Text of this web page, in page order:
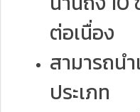
ต่อเนื่อง
สามารถน
ประเภท